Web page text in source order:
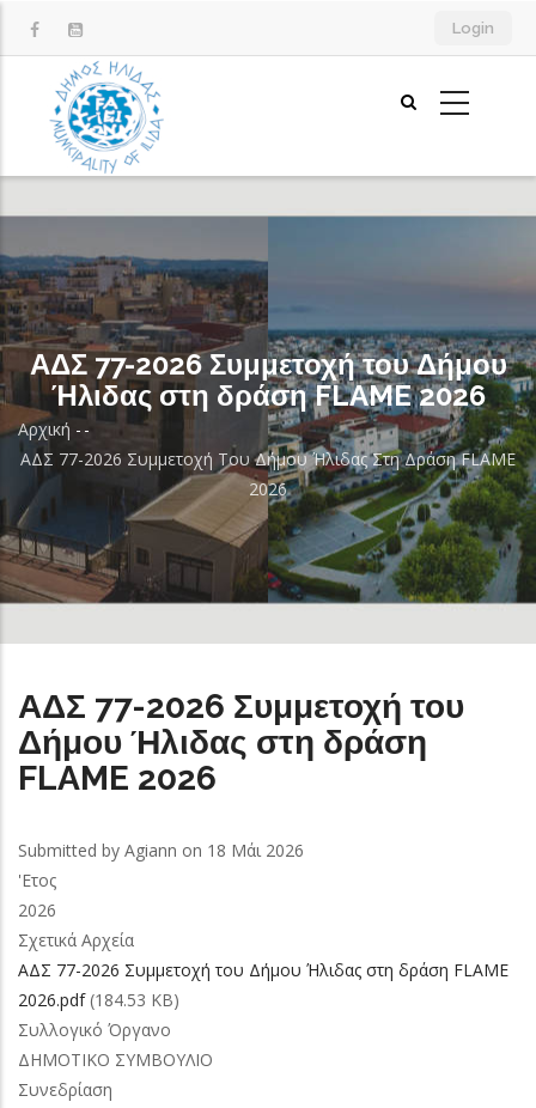
προς
περιεχόμενο
Login
ΑΔΣ 77-2026 Συμμετοχή του Δήμου
Ήλιδας στη δράση FLAME 2026
Breadcrumb
Αρχική - -
ΑΔΣ 77-2026 Συμμετοχή Του Δήμου Ήλιδας Στη Δράση FLAME
2026
ΑΔΣ 77-2026 Συμμετοχή του
Δήμου Ήλιδας στη δράση
FLAME 2026
Submitted by Agiann on 18 Μάι 2026
'Ετος
2026
Σχετικά Αρχεία
ΑΔΣ 77-2026 Συμμετοχή του Δήμου Ήλιδας στη δράση FLAME
2026.pdf (184.53 KB)
Συλλογικό Όργανο
ΔΗΜΟΤΙΚΟ ΣΥΜΒΟΥΛΙΟ
Συνεδρίαση